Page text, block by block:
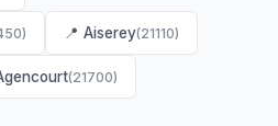
📍 Aiserey(21110)
(21700)